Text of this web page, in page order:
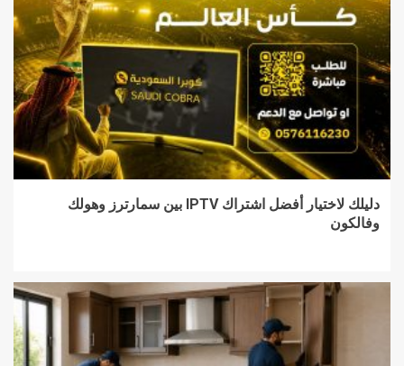
دليلك لاختيار أفضل اشتراك IPTV بين سمارترز وهولك
وفالكون